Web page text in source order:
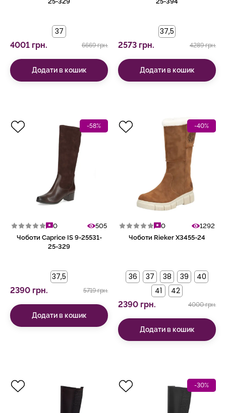
37
4001 грн. 6669 грн.
Додати в кошик
37,5
2573 грн. 4289 грн.
Додати в кошик
-58%
0
505
Чоботи Caprice IS 9-25531-
25-329
37,5
2390 грн. 5719 грн.
Додати в кошик
-40%
0
1292
Чоботи Rieker X3455-24
36 37 38 39
40
41
42
2390 грн. 4000 грн.
Додати в кошик
-30%